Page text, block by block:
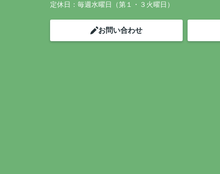
定休日： 毎週水曜日（第１・３火曜日）
お問い合わせ